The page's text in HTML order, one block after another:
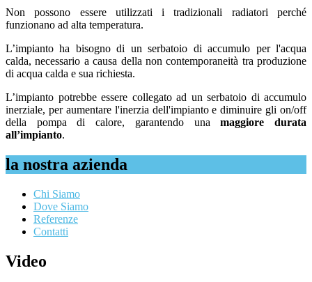
Non possono essere utilizzati i tradizionali radiatori perché
funzionano ad alta temperatura.
L’impianto ha bisogno di un serbatoio di accumulo per l'acqua
calda, necessario a causa della non contemporaneità tra produzione
di acqua calda e sua richiesta.
L’impianto potrebbe essere collegato ad un serbatoio di accumulo
inerziale, per aumentare l'inerzia dell'impianto e diminuire gli on/off
della pompa di calore, garantendo unamaggiore durata
all’impianto.
la nostra azienda
Chi Siamo
Dove Siamo
Referenze
Contatti
Video